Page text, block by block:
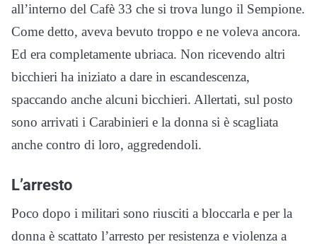
all’interno del Cafè 33 che si trova lungo il Sempione.
Come detto, aveva bevuto troppo e ne voleva ancora.
Ed era completamente ubriaca. Non ricevendo altri
bicchieri ha iniziato a dare in escandescenza,
spaccando anche alcuni bicchieri. Allertati, sul posto
sono arrivati i Carabinieri e la donna si è scagliata
anche contro di loro, aggredendoli.
L’arresto
Poco dopo i militari sono riusciti a bloccarla e per la
donna è scattato l’arresto per resistenza e violenza a